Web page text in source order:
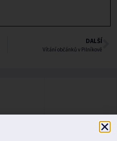
DALŠÍ
Vítání občánků v Pilníkově